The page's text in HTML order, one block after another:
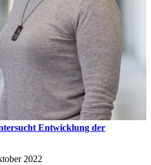
Entwicklung der
2022